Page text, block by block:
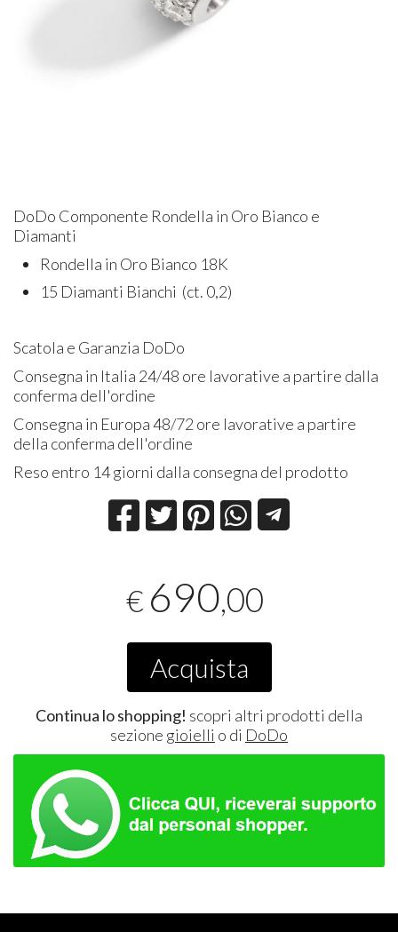
DoDo Componente Rondella in Oro Bianco e
Diamanti
Rondella in Oro Bianco 18K
15 Diamanti Bianchi (ct. 0,2)
Scatola e Garanzia DoDo
Consegna in Italia 24/48 ore lavorative a partire dalla
conferma dell'ordine
Consegna in Europa 48/72 ore lavorative a partire
della conferma dell'ordine
Reso entro 14 giorni dalla consegna del prodotto
€ 690,00
Acquista
Continua lo shopping! scopri altri prodotti della
sezione gioielli o di DoDo